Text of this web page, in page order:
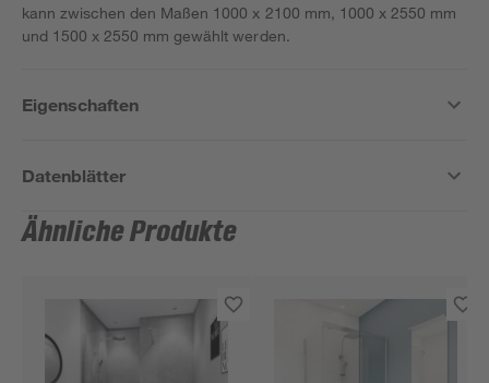
kann zwischen den Maßen 1000 x 2100 mm, 1000 x 2550 mm
und 1500 x 2550 mm gewählt werden.
Eigenschaften
Datenblätter
Ähnliche Produkte